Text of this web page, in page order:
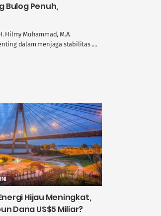
Bulog Penuh,
Hilmy Muhammad, M.A.
dalam menjaga stabilitas ....
Hijau Meningkat,
Dana US$5 Miliar?